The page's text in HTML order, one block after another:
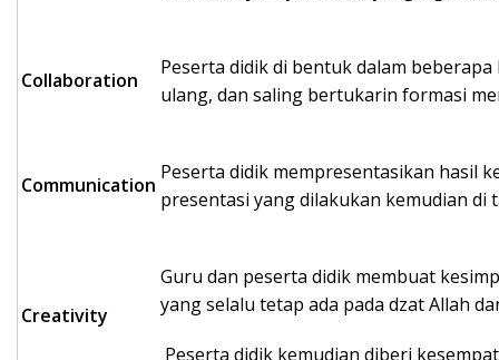
Collaboration
Peserta didik di bentuk dalam
ulang, dan saling bertukarin formasi
Communication
Peserta didik mempresentasikan hasil
presentasi yang dilakukan kemudian
Creativity
Guru dan peserta didik membuat
yang selalu tetap ada pada dzat Allah
Peserta didik kemudian diberi